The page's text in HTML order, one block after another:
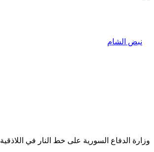
وزارة الدفاع السورية على خط النار في اللاذقية